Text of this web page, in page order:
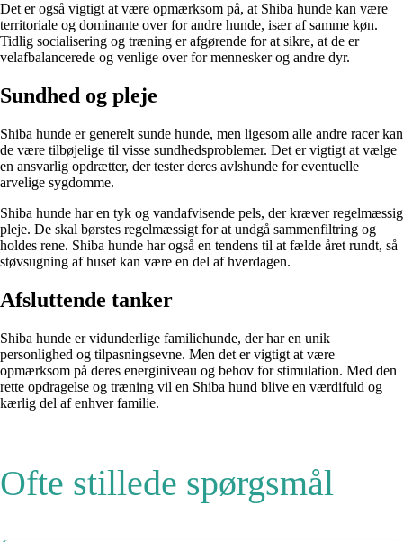
Det er også vigtigt at være opmærksom på, at Shiba hunde kan være
territoriale og dominante over for andre hunde, især af samme køn.
Tidlig socialisering og træning er afgørende for at sikre, at de er
velafbalancerede og venlige over for mennesker og andre dyr.
Sundhed og pleje
Shiba hunde er generelt sunde hunde, men ligesom alle andre racer kan
de være tilbøjelige til visse sundhedsproblemer. Det er vigtigt at vælge
en ansvarlig opdrætter, der tester deres avlshunde for eventuelle
arvelige sygdomme.
Shiba hunde har en tyk og vandafvisende pels, der kræver regelmæssig
pleje. De skal børstes regelmæssigt for at undgå sammenfiltring og
holdes rene. Shiba hunde har også en tendens til at fælde året rundt, så
støvsugning af huset kan være en del af hverdagen.
Afsluttende tanker
Shiba hunde er vidunderlige familiehunde, der har en unik
personlighed og tilpasningsevne. Men det er vigtigt at være
opmærksom på deres energiniveau og behov for stimulation. Med den
rette opdragelse og træning vil en Shiba hund blive en værdifuld og
kærlig del af enhver familie.
Ofte stillede spørgsmål